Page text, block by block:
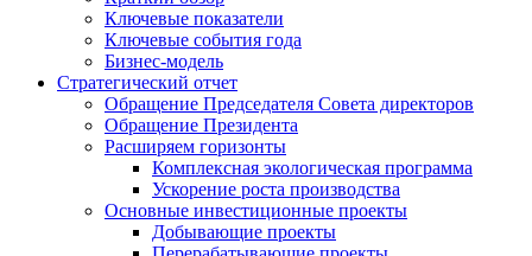
Ключевые показатели
Ключевые события года
Бизнес-модель
Стратегический отчет
Обращение Председателя Совета директоров
Обращение Президента
Расширяем горизонты
Комплексная экологическая программа
Ускорение роста производства
Основные инвестиционные проекты
Добывающие проекты